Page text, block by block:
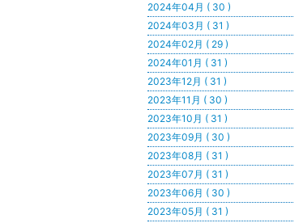
2024年04月 ( 30 )
2024年03月 ( 31 )
2024年02月 ( 29 )
2024年01月 ( 31 )
2023年12月 ( 31 )
2023年11月 ( 30 )
2023年10月 ( 31 )
2023年09月 ( 30 )
2023年08月 ( 31 )
2023年07月 ( 31 )
2023年06月 ( 30 )
2023年05月 ( 31 )